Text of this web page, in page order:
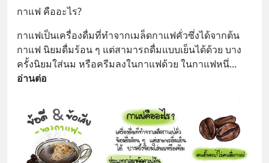
กาแฟ คืออะไร?
กาแฟเป็นเครื่องดื่มที่ทำจากเมล็ดกาแฟคั่วซึ่งได้จากต้น
กาแฟ นิยมดื่มร้อน ๆ แต่สามารถดื่มแบบเย็นได้ด้วย บาง
ครั้งนิยมใส่นม หรือครีมลงในกาแฟด้วย ในกาแฟหนึ่
อ่านต่อ